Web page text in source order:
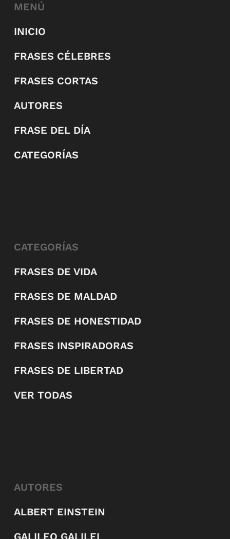
MENÚ
INICIO
FRASES CÉLEBRES
FRASES CORTAS
AUTORES
FRASE DEL DÍA
CATEGORÍAS
CATEGORÍAS
FRASES DE VIDA
FRASES DE MALDAD
FRASES DE HONESTIDAD
FRASES INSPIRADORAS
FRASES DE LIBERTAD
VER TODAS
AUTORES
ALBERT EINSTEIN
GALILEO GALILEI